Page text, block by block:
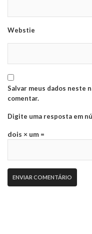
Webstie
Salvar meus dados neste
comentar.
Digite uma resposta em
dois × um =